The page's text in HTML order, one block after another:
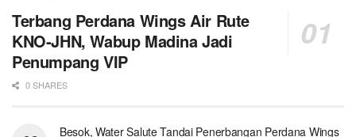
Terbang Perdana Wings Air Rute
KNO-JHN, Wabup Madina Jadi
Penumpang VIP
0 SHARES
Besok, Water Salute Tandai Penerbangan Perdana Wings